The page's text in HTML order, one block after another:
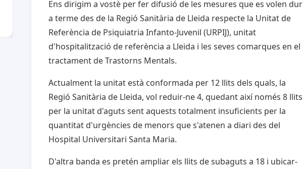
Ens dirigim a vostè per fer difusió de les mesures que es volen dur
a terme des de la Regió Sanitària de Lleida respecte la Unitat de
Referència de Psiquiatria Infanto-Juvenil (URPIJ), unitat
d'hospitalització de referència a Lleida i les seves comarques en el
tractament de Trastorns Mentals.
Actualment la unitat està conformada per 12 llits dels quals, la
Regió Sanitària de Lleida, vol reduir-ne 4, quedant així només 8 llits
per la unitat d'aguts sent aquests totalment insuficients per la
quantitat d'urgències de menors que s'atenen a diari des del
Hospital Universitari Santa Maria.
D'altra banda es pretén ampliar els llits de subaguts a 18 i ubicar-